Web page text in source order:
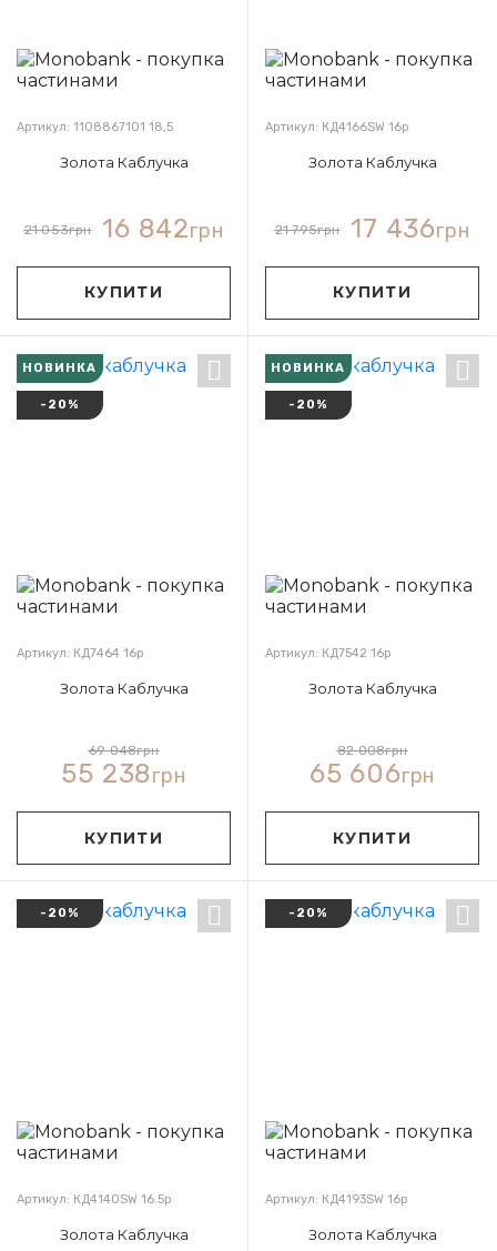
Артикул: 1108867101 18,5
Золота Каблучка
21 053грн 16 842грн
КУПИТИ
Артикул: КД4166SW 16р
Золота Каблучка
21 795грн 17 436грн
КУПИТИ
НОВИНКА
-20%
Артикул: КД7464 16р
Золота Каблучка
69 048грн
55 238грн
КУПИТИ
НОВИНКА
-20%
Артикул: КД7542 16р
Золота Каблучка
82 008грн
65 606грн
КУПИТИ
-20%
Артикул: КД4140SW 16.5р
Золота Каблучка
-20%
Артикул: КД4193SW 16р
Золота Каблучка